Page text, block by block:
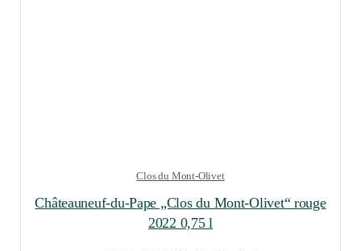
Clos du Mont-Olivet
Châteauneuf-du-Pape „Clos du Mont-Olivet“ rouge
2022 0,75 l